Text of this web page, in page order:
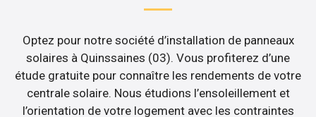
Optez pour notre société d’installation de panneaux
solaires à Quinssaines (03). Vous profiterez d’une
étude gratuite pour connaître les rendements de votre
centrale solaire. Nous étudions l’ensoleillement et
l’orientation de votre logement avec les contraintes